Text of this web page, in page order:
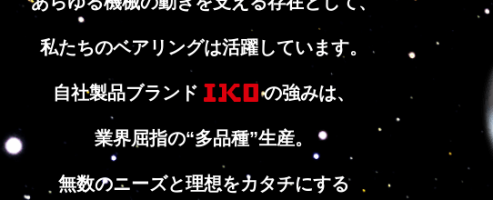
私たちのベアリングは活躍しています。
自社製品ブランド の強みは、
業界屈指の“多品種”生産。
無数のニーズと理想をカタチにする